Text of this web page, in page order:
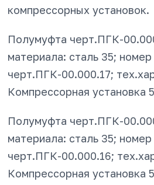
компрессорных установок.
Полумуфта черт.ПГК-
материала: сталь 35;
черт.ПГК-00.000.17;
Компрессорная установка
Полумуфта черт.ПГК-
материала: сталь 35;
черт.ПГК-00.000.16;
Компрессорная установка